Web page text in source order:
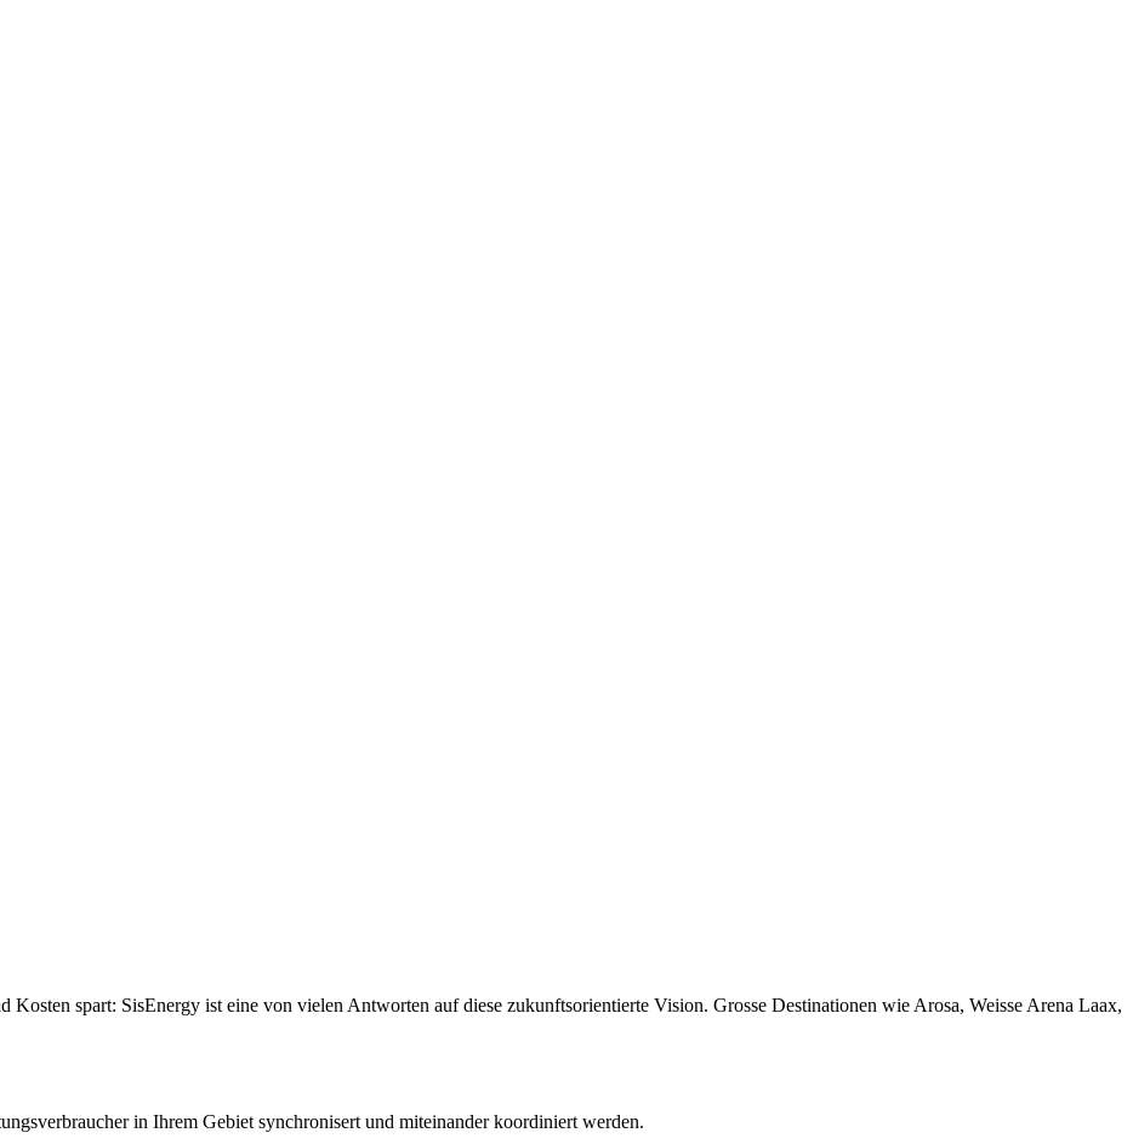
Kosten spart: SisEnergy ist eine von vielen Antworten auf diese zukunftsorientierte Vision. Grosse Destinationen wie Arosa, Weisse Arena Laax,
in Ihrem Gebiet synchronisert und miteinander koordiniert werden.